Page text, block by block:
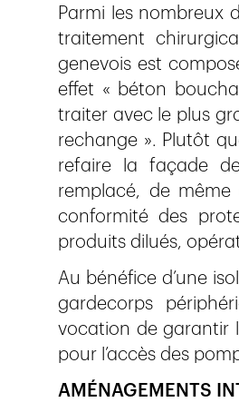
Parmi les nombreux
traitement
genevois est
effet « béton
traiter avec le plus
rechange ». Plutôt
refaire la façade
remplacé, de même
conformité des
produits dilués,
Au bénéfice d’une
gardecorps
vocation de garantir
pour l’accès des
AMÉNAGEMENTS